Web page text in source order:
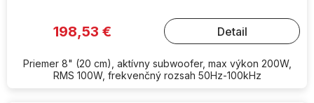
198,53 € Detail
Priemer 8" (20 cm), aktívny subwoofer, max výkon 200W,
RMS 100W, frekvenčný rozsah 50Hz-100kHz